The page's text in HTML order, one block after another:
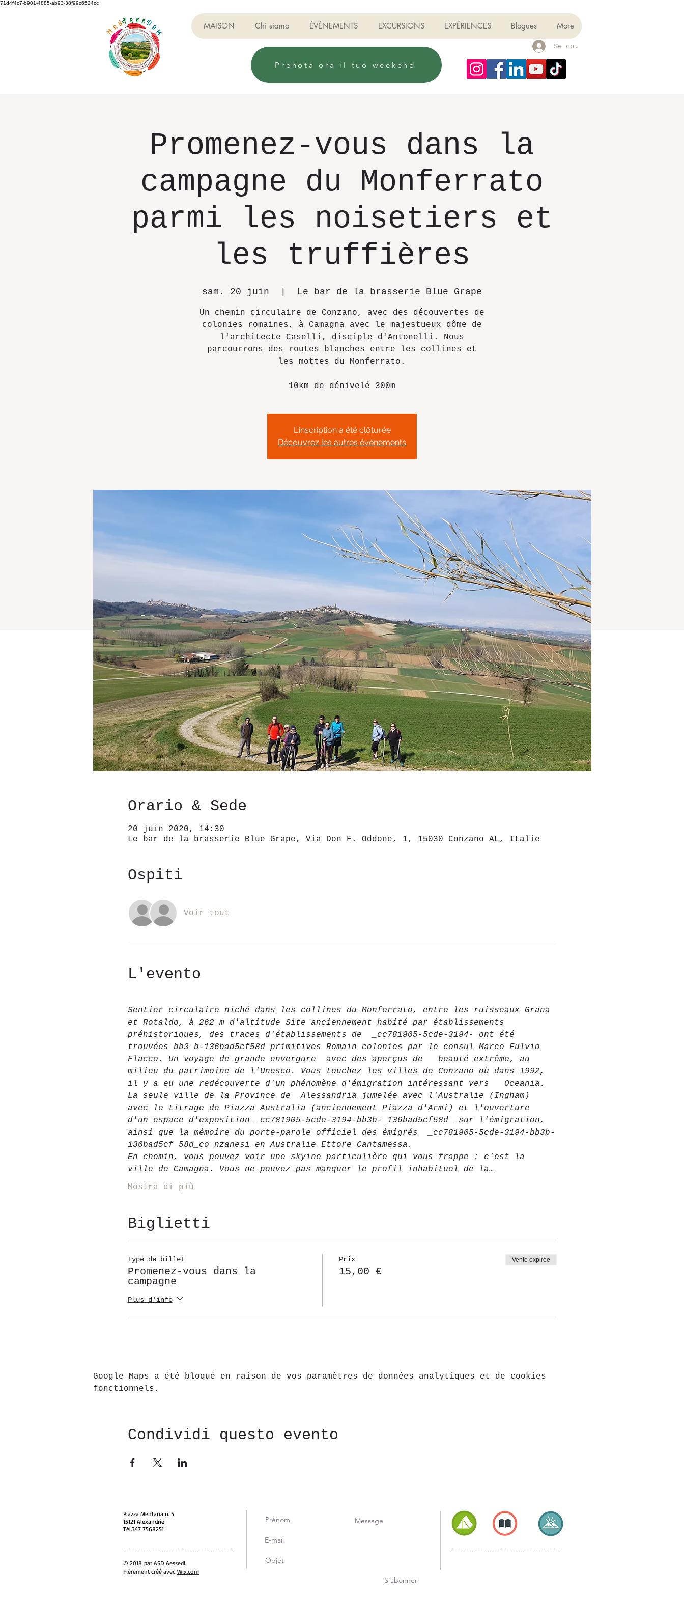
71d4f4c7-b901-4885-ab93-38f99c6524cc
MAISON Chi siamo ÉVÉNEMENTS EXCURSIONS EXPÉRIENCES Blogues More
Se connecter
Prenota ora il tuo weekend
Promenez-vous dans la
campagne du Monferrato
parmi les noisetiers et
les truffières
sam. 20 juin Le bar de la brasserie Blue Grape
Un chemin circulaire de Conzano, avec des découvertes de
colonies romaines, à Camagna avec le majestueux dôme de
l'architecte Caselli, disciple d'Antonelli. Nous
parcourrons des routes blanches entre les collines et
les mottes du Monferrato.
10km de dénivelé 300m
L'inscription a été clôturée
Découvrez les autres événements
Orario & Sede
20 juin 2020, 14:30
Le bar de la brasserie Blue Grape, Via Don F. Oddone, 1, 15030 Conzano AL, Italie
Ospiti
Voir tout
L'evento
Sentier circulaire niché dans les collines du Monferrato, entre les ruisseaux Grana
et Rotaldo, à 262 m d'altitude Site anciennement habité par établissements
préhistoriques, des traces d'établissements de  _cc781905-5cde-3194- ont été
trouvées bb3 b-136bad5cf58d_primitives Romain colonies par le consul Marco Fulvio
Flacco. Un voyage de grande envergure  avec des aperçus de   beauté extrême, au
milieu du patrimoine de l'Unesco. Vous touchez les villes de Conzano où dans
1992,
il y a eu une redécouverte
d'un
phénomène d'émigration intéressant vers   Oceania.
La seule ville de la Province de  Alessandria jumelée avec l'Australie (Ingham)
avec le titrage de Piazza Australia (anciennement Piazza d'Armi) et l'ouverture
d'un espace d'exposition _cc781905-5cde-3194-bb3b- 136bad5cf58d_ sur l'émigration,
ainsi que la mémoire du porte-parole officiel des émigrés  _cc781905-5cde-3194-bb3b-
136bad5cf 58d_co nzanesi en Australie Ettore Cantamessa.
En chemin, vous pouvez voir une skyine particulière qui vous frappe : c'est la
ville de Camagna. Vous ne pouvez pas manquer le profil inhabituel de la…
Mostra di più
Biglietti
Type de billet
Promenez-vous dans la
campagne
Plus d'info
Prix
15,00 €
Vente expirée
Google Maps a été bloqué en raison de vos paramètres de données analytiques et de cookies
fonctionnels.
Condividi questo evento
Piazza Mentana n. 5
15121 Alexandrie
Tél.347 7568251
© 2018 par ASD Aessedi.
Fièrement créé avec Wix.com
S'abonner